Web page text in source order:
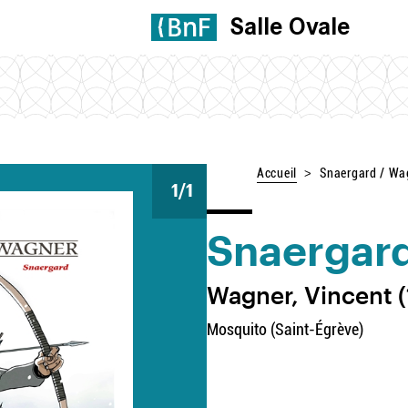
Salle Ovale
Accueil Snaergard /
1/1
Wagner, Vincent
Mosquito (Saint-Égrève)